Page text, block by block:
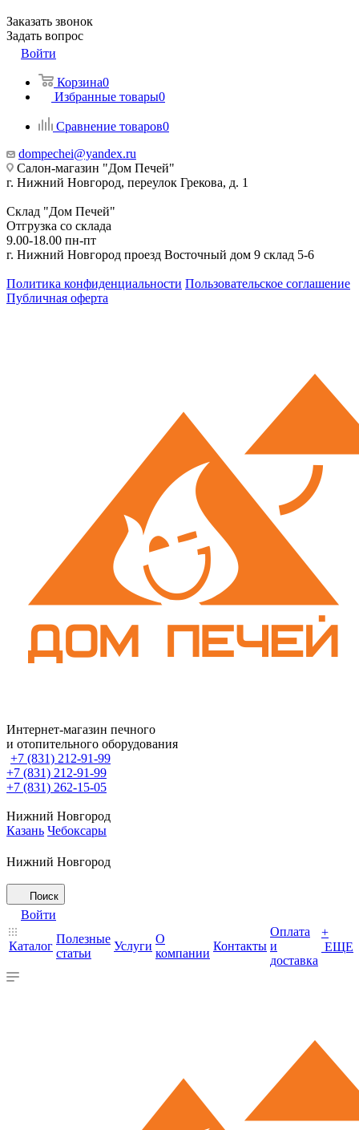
Заказать звонок
Задать вопрос
Войти
Корзина0
Избранные товары0
Сравнение товаров0
dompechei@yandex.ru
Салон-магазин "Дом Печей"
г. Нижний Новгород, переулок Грекова, д. 1
Склад "Дом Печей"
Отгрузка со склада
9.00-18.00 пн-пт
г. Нижний Новгород проезд Восточный дом 9 склад 5-6
Политика конфиденциальности Пользовательское соглашение
Публичная оферта
Интернет-магазин печного
и отопительного оборудования
+7 (831) 212-91-99
+7 (831) 212-91-99
+7 (831) 262-15-05
Нижний Новгород
Казань Чебоксары
Нижний Новгород
Поиск
Войти
Каталог
Полезные
статьи
Услуги
О
компании
Контакты
Оплата
и
доставка
+
ЕЩЕ